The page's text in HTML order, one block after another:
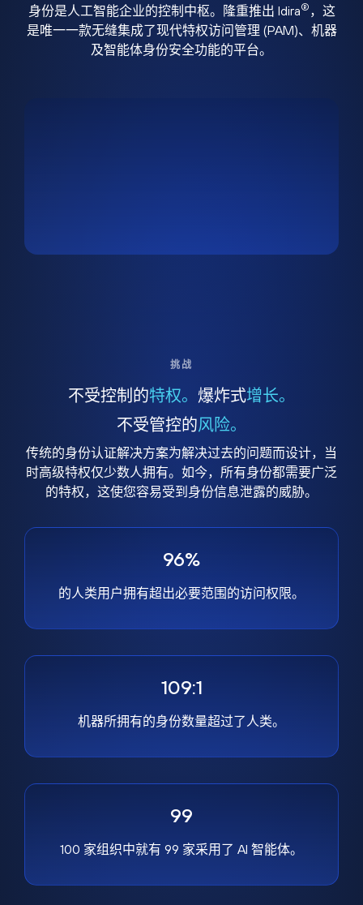
身份是人工智能企业的控制中枢。隆重推出 Idira® ，这
是唯一一款无缝集成了现代特权访问管理 (PAM)、机器
及智能体身份安全功能的平台。
挑战
不受控制的特权。 爆炸式增长。
不受管控的风险。
传统的身份认证解决方案为解决过去的问题而设计，当
时高级特权仅少数人拥有。如今，所有身份都需要广泛
的特权，这使您容易受到身份信息泄露的威胁。
96%
的人类用户拥有超出必要范围的访问权限。
109:1
机器所拥有的身份数量超过了人类。
99
100 家组织中就有 99 家采用了 AI 智能体。